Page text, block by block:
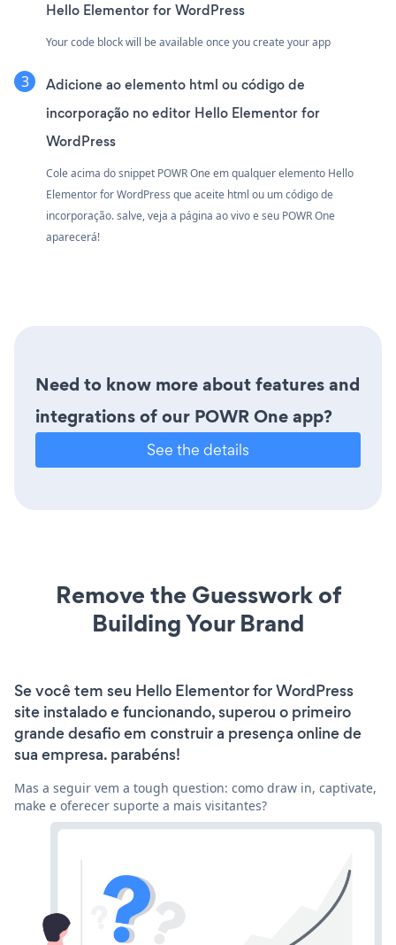
Hello Elementor for WordPress
Your code block will be available once you create your app
Adicione ao elemento html ou código de
incorporação no editor Hello Elementor for
WordPress
Cole acima do snippet POWR One em qualquer elemento Hello
Elementor for WordPress que aceite html ou um código de
incorporação. salve, veja a página ao vivo e seu POWR One
aparecerá!
Need to know more about features and
integrations of our POWR One app?
See the details
Remove the Guesswork of
Building Your Brand
Se você tem seu Hello Elementor for WordPress
site instalado e funcionando, superou o primeiro
grande desafio em construir a presença online de
sua empresa. parabéns!
Mas a seguir vem a tough question: como draw in, captivate,
make e oferecer suporte a mais visitantes?